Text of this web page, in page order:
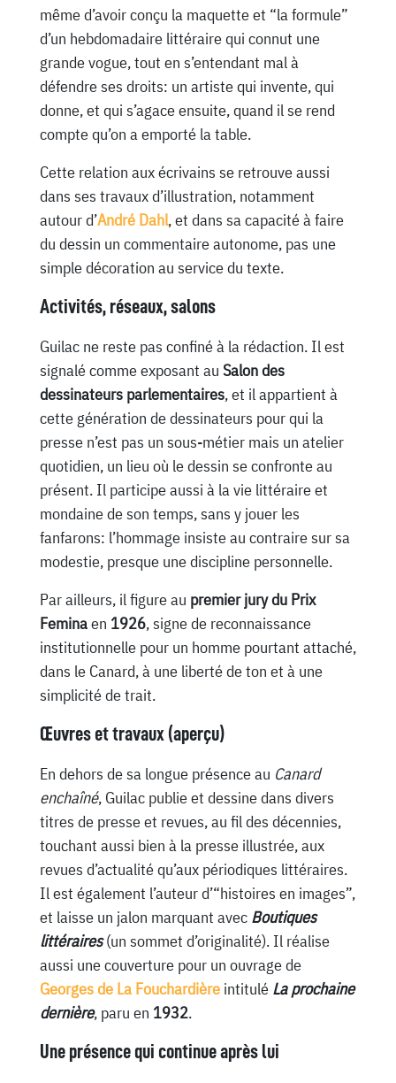
même d’avoir conçu la maquette et “la formule”
d’un hebdomadaire littéraire qui connut une
grande vogue, tout en s’entendant mal à
défendre ses droits: un artiste qui invente, qui
donne, et qui s’agace ensuite, quand il se rend
compte qu’on a emporté la table.
Cette relation aux écrivains se retrouve aussi
dans ses travaux d’illustration, notamment
autour d’André Dahl, et dans sa capacité à faire
du dessin un commentaire autonome, pas une
simple décoration au service du texte.
Activités, réseaux, salons
Guilac ne reste pas confiné à la rédaction. Il est
signalé comme exposant au Salon des
dessinateurs parlementaires, et il appartient à
cette génération de dessinateurs pour qui la
presse n’est pas un sous-métier mais un atelier
quotidien, un lieu où le dessin se confronte au
présent. Il participe aussi à la vie littéraire et
mondaine de son temps, sans y jouer les
fanfarons: l’hommage insiste au contraire sur sa
modestie, presque une discipline personnelle.
Par ailleurs, il figure au premier jury du Prix
Feminaen 1926, signe de reconnaissance
institutionnelle pour un homme pourtant attaché,
dans le Canard, à une liberté de ton et à une
simplicité de trait.
Œuvres et travaux (aperçu)
En dehors de sa longue présence au Canard
enchaîné, Guilac publie et dessine dans divers
titres de presse et revues, au fil des décennies,
touchant aussi bien à la presse illustrée, aux
revues d’actualité qu’aux périodiques littéraires.
Il est également l’auteur d’“histoires en images”,
et laisse un jalon marquant avec Boutiques
littéraires(un sommet d’originalité). Il réalise
aussi une couverture pour un ouvrage de
Georges de La Fouchardièreintitulé La prochaine
dernière, paru en 1932.
Une présence qui continue après lui